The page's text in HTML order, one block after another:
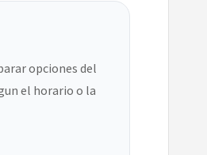
opciones del
el horario o la